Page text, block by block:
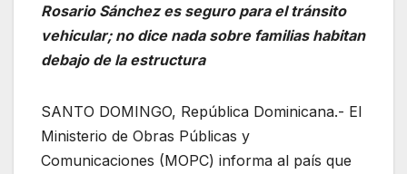
Rosario Sánchez es seguro para el tránsito
vehicular; no dice nada sobre familias habitan
debajo de la estructura
SANTO DOMINGO, República Dominicana.- El
Ministerio de Obras Públicas y
Comunicaciones (MOPC) informa al país que